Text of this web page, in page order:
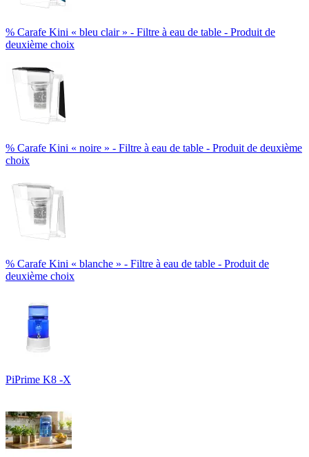
% Carafe Kini « bleu clair » - Filtre à eau de table - Produit de
deuxième choix
% Carafe Kini « noire » - Filtre à eau de table - Produit de deuxième
choix
% Carafe Kini « blanche » - Filtre à eau de table - Produit de
deuxième choix
PiPrime K8 -X